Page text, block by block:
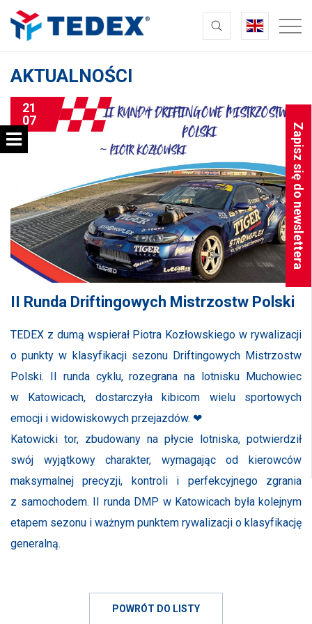
Zapisz się do newslettera
AKTUALNOŚCI
21
07
II Runda Driftingowych Mistrzostw Polski
TEDEX z dumą wspierał Piotra Kozłowskiego w rywalizacji
o punkty w klasyfikacji sezonu Driftingowych Mistrzostw
Polski. II runda cyklu, rozegrana na lotnisku Muchowiec
w Katowicach, dostarczyła kibicom wielu sportowych
emocji i widowiskowych przejazdów. ❤
Katowicki tor, zbudowany na płycie lotniska, potwierdził
swój wyjątkowy charakter, wymagając od kierowców
maksymalnej precyzji, kontroli i perfekcyjnego zgrania
z samochodem. II runda DMP w Katowicach była kolejnym
etapem sezonu i ważnym punktem rywalizacji o klasyfikację
generalną.
POWRÓT DO LISTY